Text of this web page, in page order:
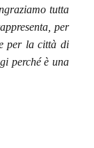
tutta
per
per la città di
perché è una